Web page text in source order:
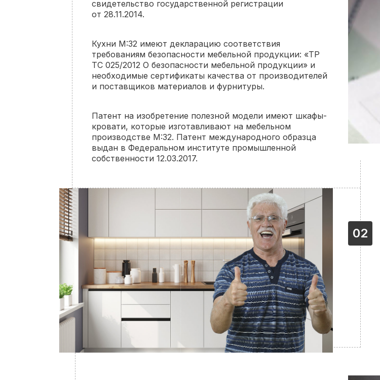
свидетельство государственной регистрации
от 28.11.2014.
Кухни М:32 имеют декларацию соответствия
требованиям безопасности мебельной продукции: «ТР
ТС 025/2012 О безопасности мебельной продукции» и
необходимые сертификаты качества от производителей
и поставщиков материалов и фурнитуры.
Патент на изобретение полезной модели имеют шкафы-
кровати, которые изготавливают на мебельном
производстве М:32. Патент международного образца
выдан в Федеральном институте промышленной
собственности 12.03.2017.
02